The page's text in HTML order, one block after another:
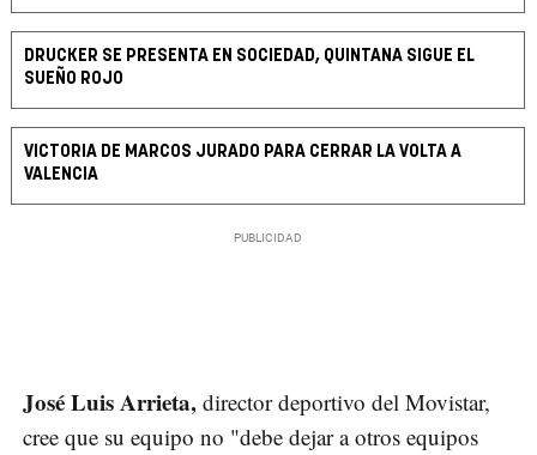
DRUCKER SE PRESENTA EN SOCIEDAD, QUINTANA SIGUE EL
SUEÑO ROJO
VICTORIA DE MARCOS JURADO PARA CERRAR LA VOLTA A
VALENCIA
José Luis Arrieta, director deportivo del Movistar,
cree que su equipo no "debe dejar a otros equipos